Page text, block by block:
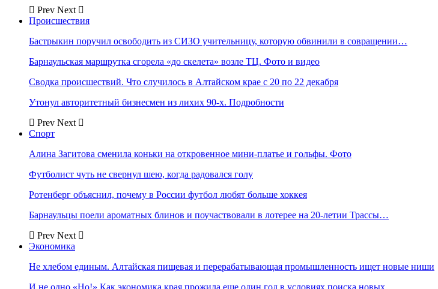
Prev Next
Происшествия
Бастрыкин поручил освободить из СИЗО учительницу, которую обвинили в совращении…
Барнаульская маршрутка сгорела «до скелета» возле ТЦ. Фото и видео
Сводка происшествий. Что случилось в Алтайском крае с 20 по 22 декабря
Утонул авторитетный бизнесмен из лихих 90-х. Подробности
Prev Next
Спорт
Алина Загитова сменила коньки на откровенное мини-платье и гольфы. Фото
Футболист чуть не свернул шею, когда радовался голу
Ротенберг объяснил, почему в России футбол любят больше хоккея
Барнаульцы поели ароматных блинов и поучаствовали в лотерее на 20-летии Трассы…
Prev Next
Экономика
Не хлебом единым. Алтайская пищевая и перерабатывающая промышленность ищет новые ниши
И не одно «Но!» Как экономика края прожила еще один год в условиях поиска новых…